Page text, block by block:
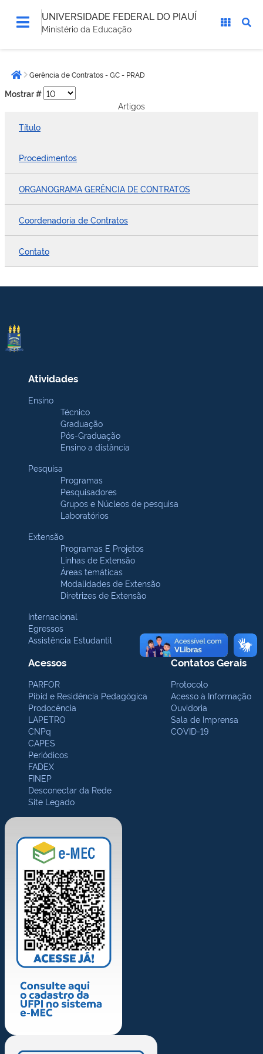
UNIVERSIDADE FEDERAL DO PIAUÍ
Ministério da Educação
estáPágina inicial
Gerência de Contratos - GC - PRAD
Mostrar #
Artigos
Título
Procedimentos
ORGANOGRAMA GERÊNCIA DE CONTRATOS
Coordenadoria de Contratos
Contato
Atividades
Ensino
Técnico
Graduação
Pós-Graduação
Ensino a distância
Pesquisa
Programas
Pesquisadores
Grupos e Núcleos de pesquisa
Laboratórios
Extensão
Programas E Projetos
Linhas de Extensão
Áreas temáticas
Modalidades de Extensão
Diretrizes de Extensão
Internacional
Egressos
Assistência Estudantil
Acessos
PARFOR
Pibid e Residência Pedagógica
Prodocência
LAPETRO
CNPq
CAPES
Periódicos
FADEX
FINEP
Desconectar da Rede
Site Legado
Contatos Gerais
Protocolo
Acesso à Informação
Ouvidoria
Sala de Imprensa
COVID-19